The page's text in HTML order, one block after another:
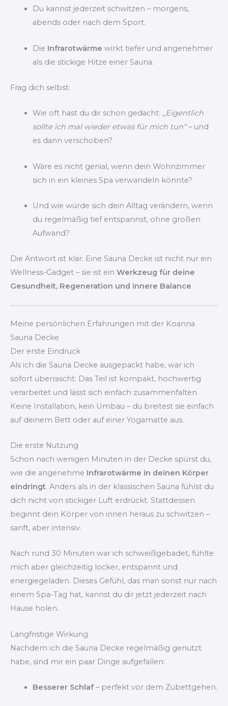
Du kannst jederzeit schwitzen – morgens,
abends oder nach dem Sport.
Die Infrarotwärme wirkt tiefer und angenehmer
als die stickige Hitze einer Sauna.
Frag dich selbst:
Wie oft hast du dir schon gedacht: „Eigentlich
sollte ich mal wieder etwas für mich tun“– und
es dann verschoben?
Wäre es nicht genial, wenn dein Wohnzimmer
sich in ein kleines Spa verwandeln könnte?
Und wie würde sich dein Alltag verändern, wenn
du regelmäßig tief entspannst, ohne großen
Aufwand?
Die Antwort ist klar: Eine Sauna Decke ist nicht nur ein
Wellness-Gadget – sie ist ein Werkzeug für deine
Gesundheit, Regeneration und innere Balance.
Meine persönlichen Erfahrungen mit der Koanna
Sauna Decke
Der erste Eindruck
Als ich die Sauna Decke ausgepackt habe, war ich
sofort überrascht: Das Teil ist kompakt, hochwertig
verarbeitet und lässt sich einfach zusammenfalten.
Keine Installation, kein Umbau – du breitest sie einfach
auf deinem Bett oder auf einer Yogamatte aus.
Die erste Nutzung
Schon nach wenigen Minuten in der Decke spürst du,
wie die angenehme Infrarotwärme in deinen Körper
eindringt. Anders als in der klassischen Sauna fühlst du
dich nicht von stickiger Luft erdrückt. Stattdessen
beginnt dein Körper von innen heraus zu schwitzen –
sanft, aber intensiv.
Nach rund 30 Minuten war ich schweißgebadet, fühlte
mich aber gleichzeitig locker, entspannt und
energiegeladen. Dieses Gefühl, das man sonst nur nach
einem Spa-Tag hat, kannst du dir jetzt jederzeit nach
Hause holen.
Langfristige Wirkung
Nachdem ich die Sauna Decke regelmäßig genutzt
habe, sind mir ein paar Dinge aufgefallen:
Besserer Schlaf– perfekt vor dem Zubettgehen.